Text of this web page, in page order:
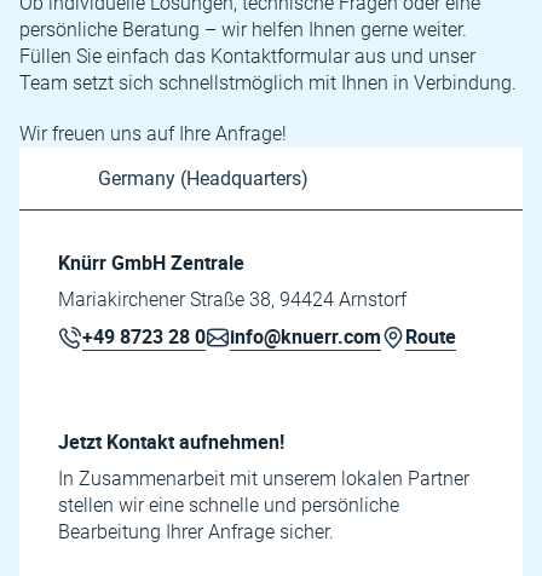
persönliche Beratung – wir helfen Ihnen gerne weiter.
Füllen Sie einfach das Kontaktformular aus und unser
Team setzt sich schnellstmöglich mit Ihnen in Verbindung.
Wir freuen uns auf Ihre Anfrage!
Knürr GmbH Zentrale
Mariakirchener Straße 38, 94424 Arnstorf
+49 8723 28 0 info@knuerr.com Route
Jetzt Kontakt aufnehmen!
In Zusammenarbeit mit unserem lokalen Partner
stellen wir eine schnelle und persönliche
Bearbeitung Ihrer Anfrage sicher.